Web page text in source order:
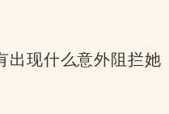
出现什么意外阻拦她